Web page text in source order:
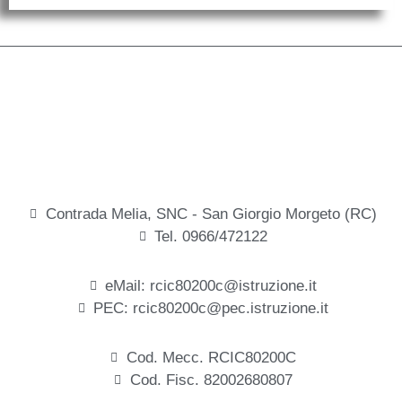
Contrada Melia, SNC - San Giorgio Morgeto (RC)
Tel. 0966/472122
eMail: rcic80200c@istruzione.it
PEC: rcic80200c@pec.istruzione.it
Cod. Mecc. RCIC80200C
Cod. Fisc. 82002680807